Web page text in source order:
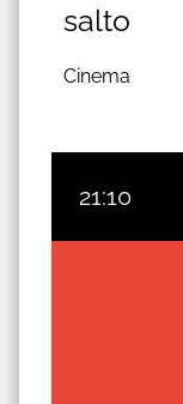
salto
Cinema
21:10